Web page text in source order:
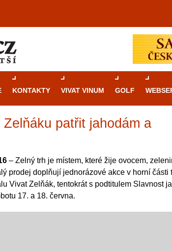
KONTAKTY VIVAT VINUM GOLF
patřit jahodám a
– Zelný trh je místem, které žije ovocem,
prodej doplňují jednorázové akce v horní části
Vivat Zelňák, tentokrát s podtitulem Slavnost
17. a 18. června.
Průvodcekasinovými hrami v
Brno je městem známým pro zajímavé
restaurace, divadla a univerzity. Mimo jiné
místem, kde si můžete legálně a bezpečně
různé kasinové hry. V neustále kvetoucí
metropoli naleznete širokou nabídku her